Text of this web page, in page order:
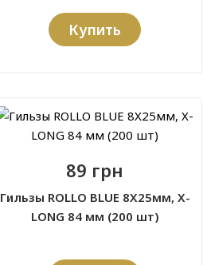
Купить
89 грн
Гильзы ROLLO BLUE 8X25мм, X-
LONG 84 мм (200 шт)